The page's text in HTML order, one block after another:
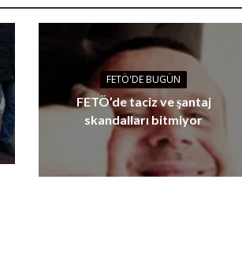
FETÖ'DE BUGÜN
FETÖ’de taciz ve şantaj
skandalları bitmiyor